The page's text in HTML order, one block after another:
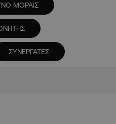
ΜΟΡΑΙΣ
ΣΥΝΕΡΓΑΤΕΣ